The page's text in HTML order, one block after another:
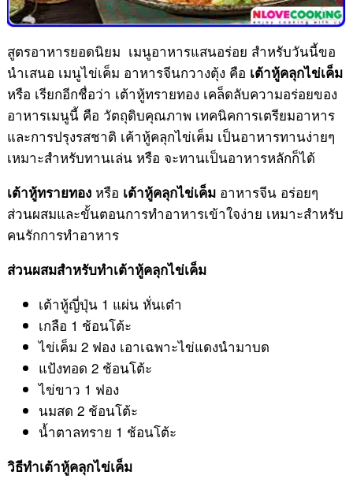
สูตรอาหารยอดนิยม เมนูอาหารแสนอร่อย สำหรับวันนี้ขอ
นำเสนอ เมนูไข่เค็ม อาหารจีนกวางตุ้ง คือ เต้าหู้คลุกไข่เค็ม
หรือ เรียกอีกชื่อว่า เต้าหู้ทรายทอง เคล็ดลับความอร่อยของ
อาหารเมนูนี้ คือ วัตถุดิบคุณภาพ เทคนิคการเตรียมอาหาร
และการปรุงรสชาติ เค้าหู้คลุกไข่เค็ม เป็นอาหารทานง่ายๆ
เหมาะสำหรับทานเล่น หรือ จะทานเป็นอาหารหลักก็ได้
เต้าหู้ทรายทองหรือ เต้าหู้คลุกไข่เค็มอาหารจีน อร่อยๆ
ส่วนผสมและขั้นตอนการทำอาหารเข้าใจง่าย เหมาะสำหรับ
คนรักการทำอาหาร
ส่วนผสมสำหรับทำเต้าหู้คลุกไข่เค็ม
เต้าหู้ญี่ปุ่น 1 แผ่น หั่นเต๋า
เกลือ 1 ช้อนโต้ะ
ไข่เค็ม 2 ฟอง เอาเฉพาะไข่แดงนำมาบด
แป้งทอด 2 ช้อนโต้ะ
ไข่ขาว 1 ฟอง
นมสด 2 ช้อนโต้ะ
น้ำตาลทราย 1 ช้อนโต้ะ
วิธีทำเต้าหู้คลุกไข่เค็ม